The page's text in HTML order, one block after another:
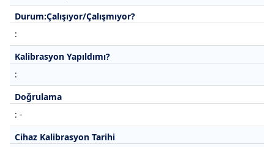
Durum:Çalışıyor/Çalışmıyor?
:
Kalibrasyon Yapıldımı?
:
Doğrulama
: -
Cihaz Kalibrasyon Tarihi